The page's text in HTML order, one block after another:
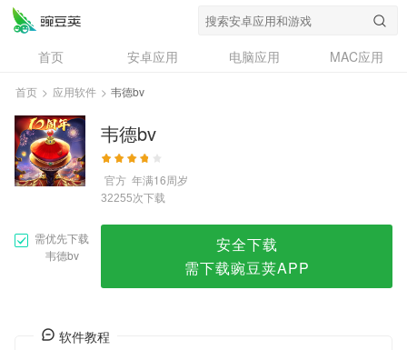
首页 安卓应用 电脑应用
MAC应用
资讯
专题
问答
首页 > 应用软件 > 韦德bv
韦德bv
官方 年满16周岁
32255次下载
需优先下载
韦德bv
安全下载
需下载豌豆荚APP
软件教程